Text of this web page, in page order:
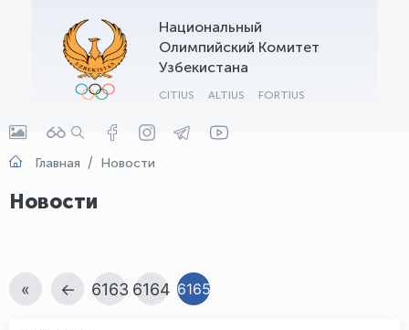
Национальный
Олимпийский Комитет
Узбекистана
CITIUS ALTIUS FORTIUS
Главная Новости
Новости
« ← 6163 6164 6165
OLYMPCHIK AI - yordamchi
Онлайн · olympic.uz